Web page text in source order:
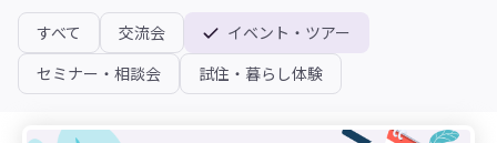
すべて 交流会
イベント・ツアー
セミナー・相談会
試住・暮らし体験